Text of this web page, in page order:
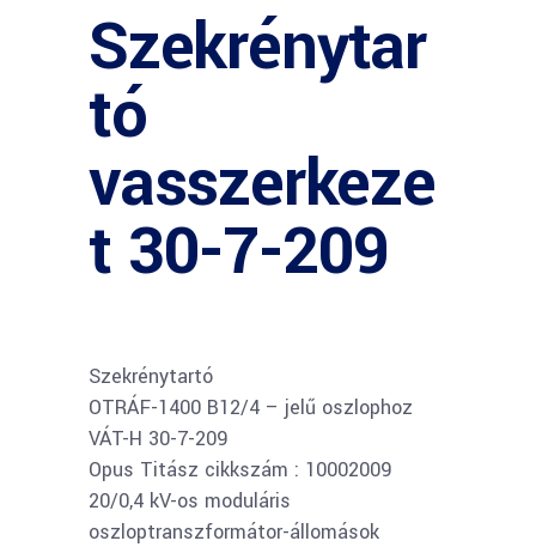
Szekrénytar
tó
vasszerkeze
t 30-7-209
Szekrénytartó
OTRÁF-1400 B12/4 – jelű oszlophoz
VÁT-H 30-7-209
Opus Titász cikkszám : 10002009
20/0,4 kV-os moduláris
oszloptranszformátor-állomások